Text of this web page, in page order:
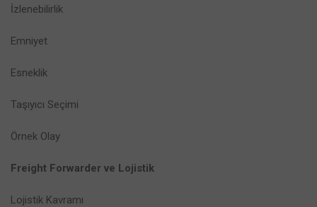
İzlenebilirlik
Emniyet
Esneklik
Taşıyıcı Seçimi
Örnek Olay
Freight Forwarder ve Lojistik
Lojistik Kavramı